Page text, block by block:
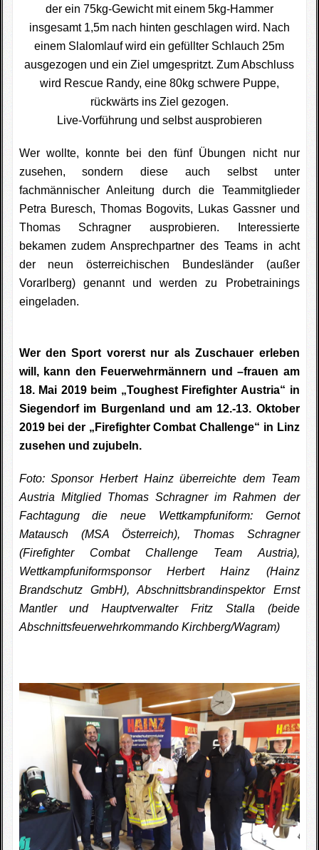
der ein 75kg-Gewicht mit einem 5kg-Hammer
insgesamt 1,5m nach hinten geschlagen wird. Nach
einem Slalomlauf wird ein gefüllter Schlauch 25m
ausgezogen und ein Ziel umgespritzt. Zum Abschluss
wird Rescue Randy, eine 80kg schwere Puppe,
rückwärts ins Ziel gezogen.
Live-Vorführung und selbst ausprobieren
Wer wollte, konnte bei den fünf Übungen nicht nur
zusehen, sondern diese auch selbst unter
fachmännischer Anleitung durch die Teammitglieder
Petra Buresch, Thomas Bogovits, Lukas Gassner und
Thomas Schragner ausprobieren. Interessierte
bekamen zudem Ansprechpartner des Teams in acht
der neun österreichischen Bundesländer (außer
Vorarlberg) genannt und werden zu Probetrainings
eingeladen.
Wer den Sport vorerst nur als Zuschauer erleben
will, kann den Feuerwehrmännern und –frauen am
18. Mai 2019 beim „Toughest Firefighter Austria“ in
Siegendorf im Burgenland und am 12.-13. Oktober
2019 bei der „Firefighter Combat Challenge“ in Linz
zusehen und zujubeln.
Foto: Sponsor Herbert Hainz überreichte dem Team
Austria Mitglied Thomas Schragner im Rahmen der
Fachtagung die neue Wettkampfuniform: Gernot
Matausch (MSA Österreich), Thomas Schragner
(Firefighter Combat Challenge Team Austria),
Wettkampfuniformsponsor Herbert Hainz (Hainz
Brandschutz GmbH), Abschnittsbrandinspektor Ernst
Mantler und Hauptverwalter Fritz Stalla (beide
Abschnittsfeuerwehrkommando Kirchberg/Wagram)